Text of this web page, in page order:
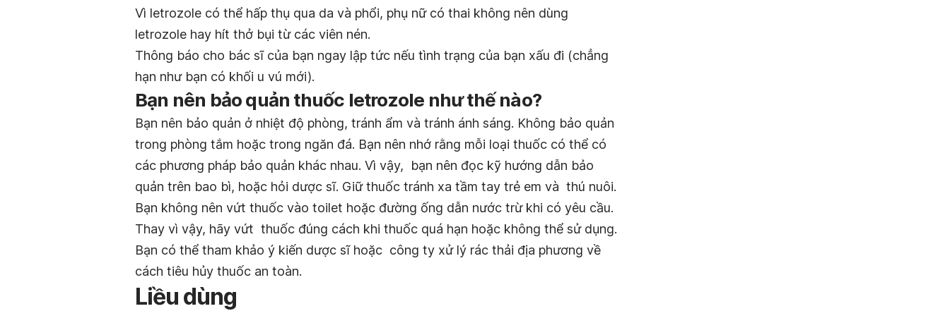
Vì letrozole có thể hấp thụ qua da và phổi, phụ nữ có thai không nên dùng
letrozole hay hít thở bụi từ các viên nén.
Thông báo cho bác sĩ của bạn ngay lập tức nếu tình trạng của bạn xấu đi (chẳng
hạn như bạn có khối u vú mới).
Bạn nên bảo quản thuốc letrozole như thế nào?
Bạn nên bảo quản ở nhiệt độ phòng, tránh ẩm và tránh ánh sáng. Không bảo quản
trong phòng tắm hoặc trong ngăn đá. Bạn nên nhớ rằng mỗi loại thuốc có thể có
các phương pháp bảo quản khác nhau. Vì vậy, bạn nên đọc kỹ hướng dẫn bảo
quản trên bao bì, hoặc hỏi dược sĩ. Giữ thuốc tránh xa tầm tay trẻ em và thú nuôi.
Bạn không nên vứt thuốc vào toilet hoặc đường ống dẫn nước trừ khi có yêu cầu.
Thay vì vậy, hãy vứt thuốc đúng cách khi thuốc quá hạn hoặc không thể sử dụng.
Bạn có thể tham khảo ý kiến dược sĩ hoặc công ty xử lý rác thải địa phương về
cách tiêu hủy thuốc an toàn.
Liều dùng